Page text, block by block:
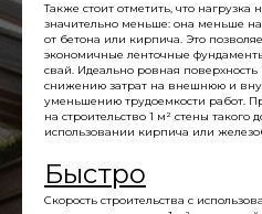
Также стоит отметить, что нагрузка
значительно меньше: она меньше
от бетона или кирпича. Это
экономичные ленточные
свай. Идеально ровная поверхность
снижению затрат на внешнюю и
уменьшению трудоемкости работ.
на строительство 1 м² стены
использовании кирпича или
Быстро
Скорость строительства с